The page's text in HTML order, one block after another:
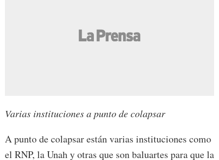
Varias instituciones a punto de colapsar
A punto de colapsar están varias instituciones como
el RNP, la Unah y otras que son baluartes para que la